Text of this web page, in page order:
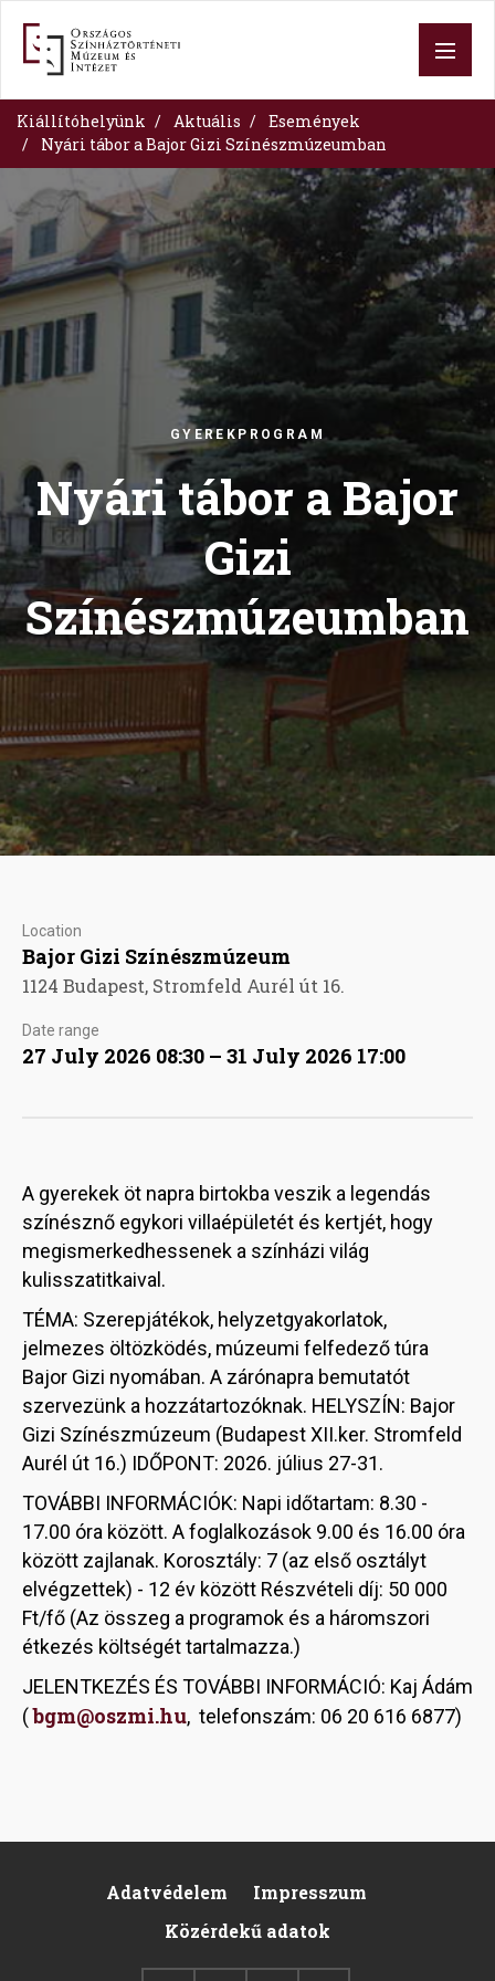
content
Kiállítóhelyünk Aktuális
Események
Nyári tábor a Bajor Gizi Színészmúzeumban
GYEREKPROGRAM
Nyári tábor a Bajor
Gizi
Színészmúzeumban
Location
Bajor Gizi Színészmúzeum
1124 Budapest, Stromfeld Aurél út 16.
Date range
27 July 2026 08:30 – 31 July 2026 17:00
A gyerekek öt napra birtokba veszik a legendás
színésznő egykori villaépületét és kertjét, hogy
megismerkedhessenek a színházi világ
kulisszatitkaival.
TÉMA: Szerepjátékok, helyzetgyakorlatok,
jelmezes öltözködés, múzeumi felfedező túra
Bajor Gizi nyomában. A zárónapra bemutatót
szervezünk a hozzátartozóknak. HELYSZÍN: Bajor
Gizi Színészmúzeum (Budapest XII.ker. Stromfeld
Aurél út 16.) IDŐPONT: 2026. július 27-31.
TOVÁBBI INFORMÁCIÓK: Napi időtartam: 8.30 -
17.00 óra között. A foglalkozások 9.00 és 16.00 óra
között zajlanak. Korosztály: 7 (az első osztályt
elvégzettek) - 12 év között Részvételi díj: 50 000
Ft/fő (Az összeg a programok és a háromszori
étkezés költségét tartalmazza.)
JELENTKEZÉS ÉS TOVÁBBI INFORMÁCIÓ: Kaj Ádám
(bgm@oszmi.hu, telefonszám: 06 20 616 6877)
Adatvédelem
Impresszum
Közérdekű adatok